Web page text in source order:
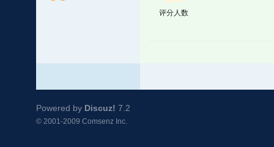
评分人数
Powered by Discuz! 7.2
© 2001-2009 Comsenz Inc.